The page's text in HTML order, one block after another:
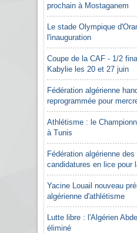
prochain à Mostaganem
Le stade Olympique
l'inauguration
Coupe de la CAF - 1/2
Kabylie les 20 et 27 juin
Fédération algérienne
reprogrammée pour
Athlétisme : le
à Tunis
Fédération algérienne
candidatures en lice pour
Yacine Louail nouveau
algérienne d'athlétisme
Lutte libre : l'Algérien
éliminé